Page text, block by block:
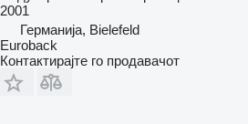
2001
Германија, Bielefeld
Euroback
Контактирајте го продавачот